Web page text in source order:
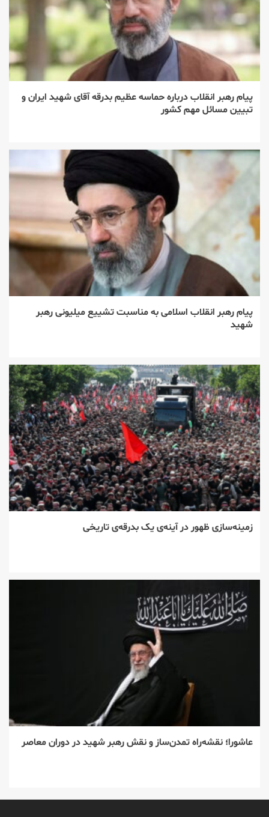
پیام رهبر انقلاب درباره حماسه عظیم بدرقه آقای شهید ایران و
تبیین مسائل مهم کشور
پیام رهبر انقلاب اسلامی به مناسبت تشییع میلیونی رهبر
شهید
زمینه‌سازی ظهور در آینه‌ی یک بدرقه‌ی تاریخی
عاشورا؛ نقشه‌راه تمدن‌ساز و نقش رهبر شهید در دوران معاصر